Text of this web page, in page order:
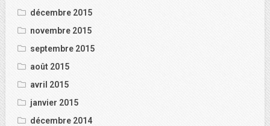
décembre 2015
novembre 2015
septembre 2015
août 2015
avril 2015
janvier 2015
décembre 2014